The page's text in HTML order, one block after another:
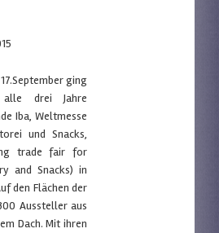
ging
drei Jahre
Iba, Weltmesse
und Snacks,
trade fair for
and Snacks) in
den Flächen der
Aussteller aus
Dach. Mit ihren